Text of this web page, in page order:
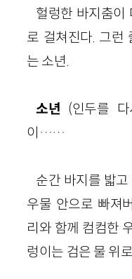
헐렁한 바지춤이
로 걸쳐진다. 그런
는 소년.
소년 (인두를
이……
순간 바지를 밟고
우물 안으로 빠져
리와 함께 컴컴한
렁이는 검은 물 위